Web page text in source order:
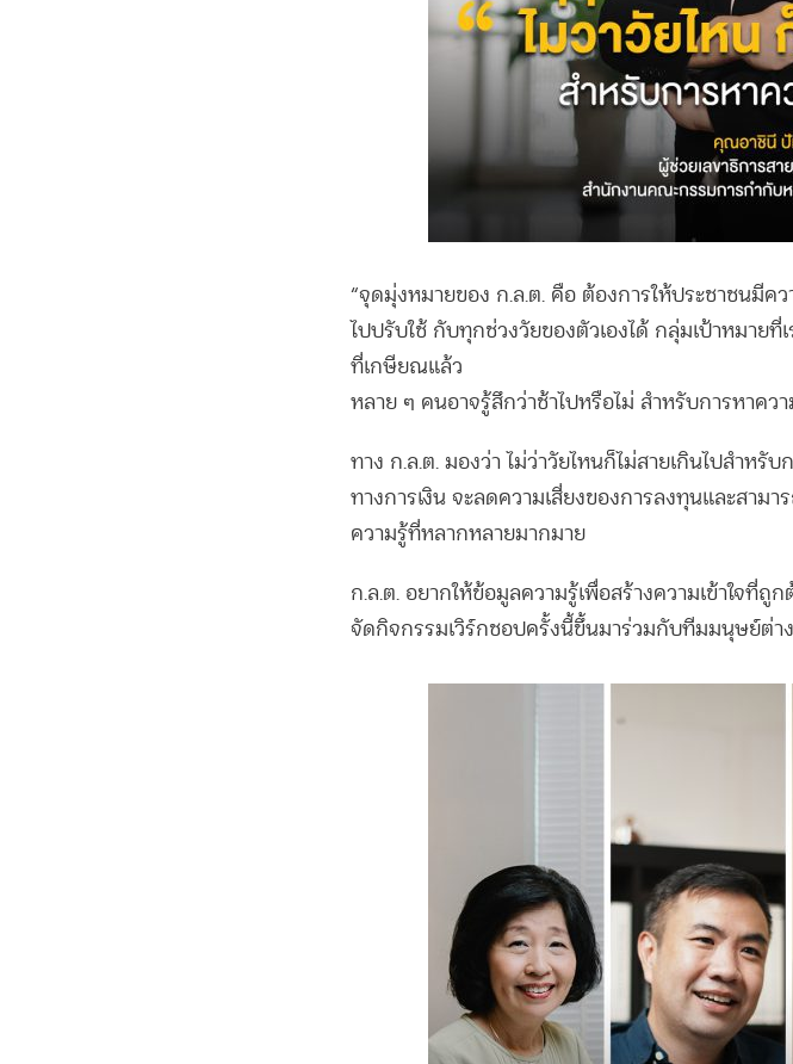
“จุดมุ่งหมายของ ก.ล.ต. คือ ต้องการให้ประชาชนมีคว
ไปปรับใช้ กับทุกช่วงวัยของตัวเองได้ กลุ่มเป้าหมา
ที่เกษียณแล้ว
หลาย ๆ คนอาจรู้สึกว่าช้าไปหรือไม่ สำหรับการหาคว
ทาง ก.ล.ต. มองว่า ไม่ว่าวัยไหนก็ไม่สายเกินไปสำหรับ
ทางการเงิน จะลดความเสี่ยงของการลงทุนและสาม
ความรู้ที่หลากหลายมากมาย
ก.ล.ต. อยากให้ข้อมูลความรู้เพื่อสร้างความเข้าใจที่
จัดกิจกรรมเวิร์กชอปครั้งนี้ขึ้นมาร่วมกับทีมมนุษย์ต่าง